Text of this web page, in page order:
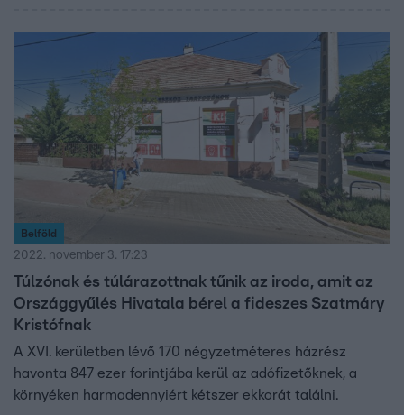
Belföld
2022. november 3. 17:23
Túlzónak és túlárazottnak tűnik az iroda, amit az
Országgyűlés Hivatala bérel a fideszes Szatmáry
Kristófnak
A XVI. kerületben lévő 170 négyzetméteres házrész
havonta 847 ezer forintjába kerül az adófizetőknek, a
környéken harmadennyiért kétszer ekkorát találni.